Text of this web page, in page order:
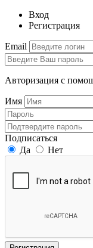
Вход
Регистрация
Email
Авторизация с
Имя
Подписаться
Да
Нет